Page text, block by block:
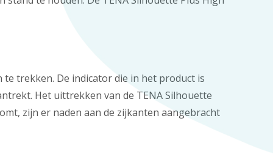
trekken. De indicator die in het product is
Het uittrekken van de TENA Silhouette
zijn er naden aan de zijkanten aangebracht